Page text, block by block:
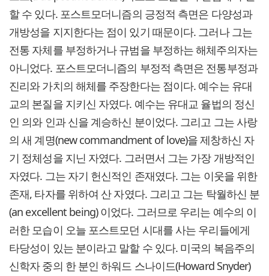
할 수 있다. 포스트모더니즘의 긍정적 측면은 다양성과
개방성을 지지한다는 점이 있기 때문이다. 그러나 그는
전통 자체를 부정하거나 규범을 부정하는 해체주의자는
아니었다. 포스트모더니즘의 부정적 측면은 전통부정과
진리와 가치의 해체를 주장한다는 점이다. 예수는 유대
교의 본질을 지키신 자였다. 예수는 유대교 율법의 정신
인 의와 인과 신을 계승하신 분이었다. 그리고 그는 사랑
의 새 계명(new commandment of love)을 제창하신 자
기 정체성을 지닌 자였다. 그러면서 그는 가장 개방적인
자였다. 그는 자기 헌신적인 존재였다. 그는 이웃을 위한
존재, 타자를 위하여 산 자였다. 그리고 그는 탁월하신 분
(an excellent being) 이었다. 그러므로 우리는 예수의 이
러한 모습이 오늘 포스트모던 시대를 사는 우리들에게
타당성이 있는 분이라고 말할 수 있다. 미국의 복음주의
신학자 중의 한 분인 하워드 스나이드(Howard Snyder)